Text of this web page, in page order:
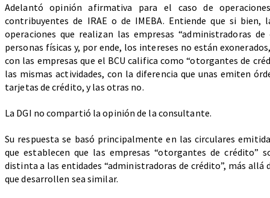
Adelantó opinión afirmativa para el caso de
contribuyentes de IRAE o de IMEBA. Entiende que si bien,
operaciones que realizan las empresas “administradoras
personas físicas y, por ende, los intereses no están
con las empresas que el BCU califica como “otorgantes de
las mismas actividades, con la diferencia que unas emiten
tarjetas de crédito, y las otras no.
La DGI no compartió la opinión de la consultante.
Su respuesta se basó principalmente en las circulares
que establecen que las empresas “otorgantes de crédito”
distinta a las entidades “administradoras de crédito”, más allá
que desarrollen sea similar.